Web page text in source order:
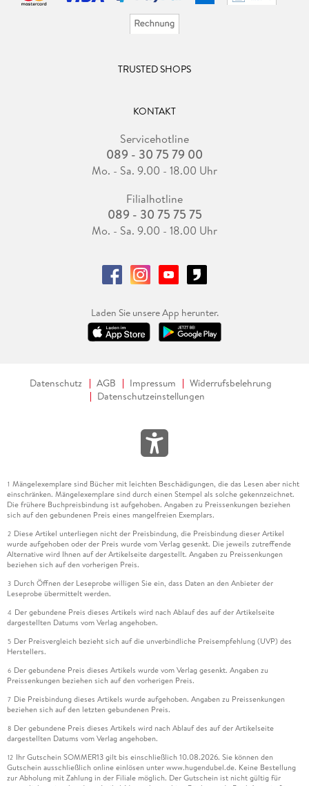
TRUSTED SHOPS
KONTAKT
Servicehotline
089 - 30 75 79 00
Mo. - Sa. 9.00 - 18.00 Uhr
Filialhotline
089 - 30 75 75 75
Mo. - Sa. 9.00 - 18.00 Uhr
Laden Sie unsere App herunter.
Datenschutz AGB Impressum
Widerrufsbelehrung
Datenschutzeinstellungen
1 Mängelexemplare sind Bücher mit leichten Beschädigungen, die das Lesen aber nicht
einschränken. Mängelexemplare sind durch einen Stempel als solche gekennzeichnet.
Die frühere Buchpreisbindung ist aufgehoben. Angaben zu Preissenkungen beziehen
sich auf den gebundenen Preis eines mangelfreien Exemplars.
2 Diese Artikel unterliegen nicht der Preisbindung, die Preisbindung dieser Artikel
wurde aufgehoben oder der Preis wurde vom Verlag gesenkt. Die jeweils zutreffende
Alternative wird Ihnen auf der Artikelseite dargestellt. Angaben zu Preissenkungen
beziehen sich auf den vorherigen Preis.
3 Durch Öffnen der Leseprobe willigen Sie ein, dass Daten an den Anbieter der
Leseprobe übermittelt werden.
4 Der gebundene Preis dieses Artikels wird nach Ablauf des auf der Artikelseite
dargestellten Datums vom Verlag angehoben.
5 Der Preisvergleich bezieht sich auf die unverbindliche Preisempfehlung (UVP) des
Herstellers.
6 Der gebundene Preis dieses Artikels wurde vom Verlag gesenkt. Angaben zu
Preissenkungen beziehen sich auf den vorherigen Preis.
7 Die Preisbindung dieses Artikels wurde aufgehoben. Angaben zu Preissenkungen
beziehen sich auf den letzten gebundenen Preis.
8 Der gebundene Preis dieses Artikels wird nach Ablauf des auf der Artikelseite
dargestellten Datums vom Verlag angehoben.
12 Ihr Gutschein SOMMER13 gilt bis einschließlich 10.08.2026. Sie können den
Gutschein ausschließlich online einlösen unter www.hugendubel.de. Keine Bestellung
zur Abholung mit Zahlung in der Filiale möglich. Der Gutschein ist nicht gültig für